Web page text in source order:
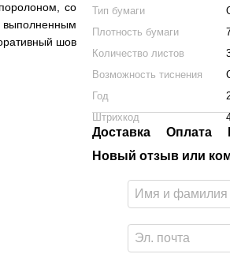
со
шов
Тип бумаги
Плотность бумаги
Количество листов
Возможность тиснения
Год
Штрихкод
Доставка Оплата
Новый отзыв или